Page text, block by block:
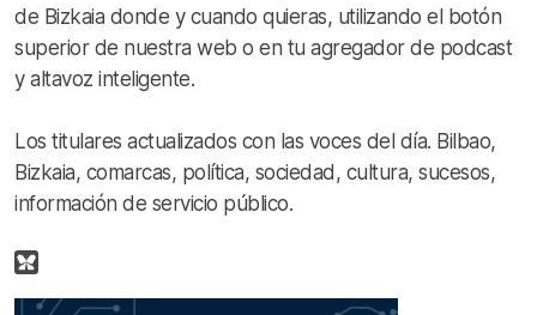
de Bizkaia donde y cuando quieras, utilizando el botón
superior de nuestra web o en tu agregador de podcast
y altavoz inteligente.
Los titulares actualizados con las voces del día. Bilbao,
Bizkaia, comarcas, política, sociedad, cultura, sucesos,
información de servicio público.